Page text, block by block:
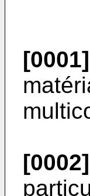
[0001]
[0002]